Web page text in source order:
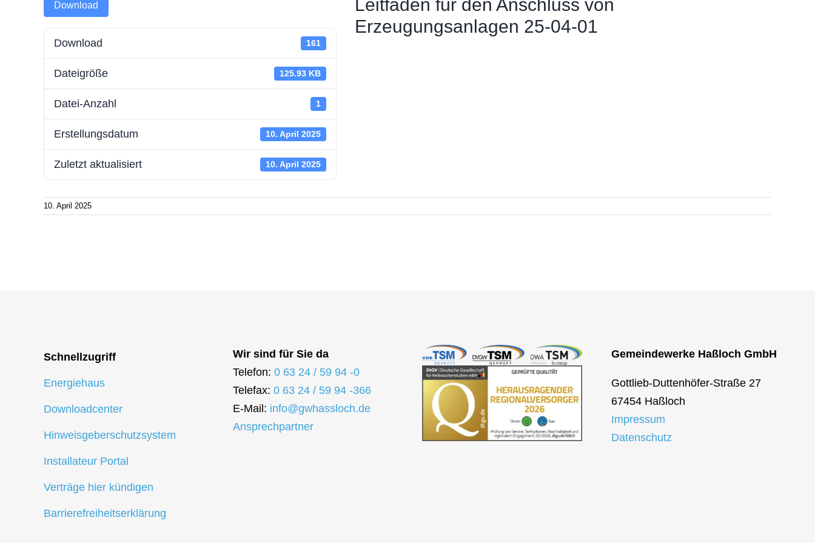
Batteriespeicherstrom
Wallboxstrom
Strom sparen
Zählerwechsel-Service
Standrohr mieten
Aktuelle News
Download
Download 161
Dateigröße 125.93 KB
Datei-Anzahl 1
Erstellungsdatum 10. April 2025
Zuletzt aktualisiert 10. April 2025
Leitfaden für den Anschluss von
Erzeugungsanlagen 25-04-01
10. April 2025
Schnellzugriff
Energiehaus
Downloadcenter
Hinweisgeberschutzsystem
Installateur Portal
Verträge hier kündigen
Barrierefreiheitserklärung
Wir sind für Sie da
Telefon: 0 63 24 / 59 94 -0
Telefax: 0 63 24 / 59 94 -366
E-Mail: info@gwhassloch.de
Ansprechpartner
Gemeindewerke Haßloch GmbH
Gottlieb-Duttenhöfer-Straße 27
67454 Haßloch
Impressum
Datenschutz